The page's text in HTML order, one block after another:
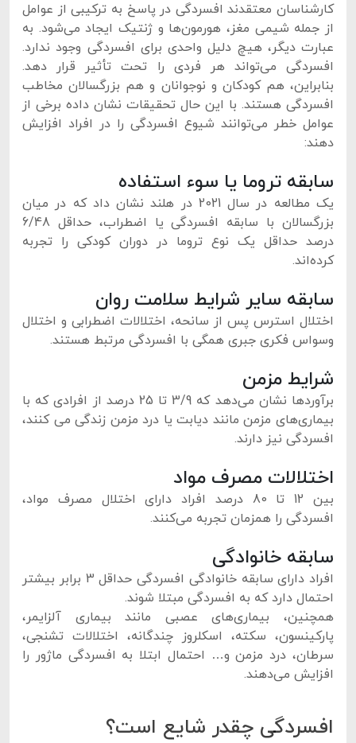
کارشناسان معتقدند افسردگی در پاسخ به ترکیبی از عوامل
از جمله شیمی مغز، هورمون‌ها و ژنتیک ایجاد می‌شود. به
عبارت دیگر، هیچ دلیل واحدی برای افسردگی وجود ندارد.
افسردگی می‌تواند هر فردی را تحت تأثیر قرار دهد.
بنابراین، هم کودکان و نوجوانان و هم بزرگسالان مخاطب
افسردگی هستند. با این حال تحقیقات نشان داده برخی از
عوامل خطر می‌توانند شیوع افسردگی را در افراد افزایش
دهند:
سابقه تروما یا سوء استفاده
یک مطالعه در سال 2021 در هلند نشان داد که در میان
بزرگسالان با سابقه افسردگی یا اضطراب، حداقل 6/48
درصد حداقل یک نوع تروما در دوران کودکی را تجربه
کرده‌اند.
سابقه سایر شرایط سلامت روان
اختلال استرس پس از سانحه، اختلالات اضطرابی و اختلال
وسواس فکری جبری همگی با افسردگی مرتبط هستند.
شرایط مزمن
برآوردها نشان می‌دهد که 3/9 تا 25 درصد از افرادی که با
بیماری‌های مزمن مانند دیابت یا درد مزمن زندگی می کنند،
افسردگی نیز دارند.
اختلالات مصرف مواد
بین 12 تا 80 درصد افراد دارای اختلال مصرف مواد،
افسردگی را همزمان تجربه می‌کنند.
سابقه خانوادگی
افراد دارای سابقه خانوادگی افسردگی حداقل 3 برابر بیشتر
احتمال دارد که به افسردگی مبتلا شوند.
همچنین، بیماری‌های عصبی مانند بیماری آلزایمر،
پارکینسون، سکته، اسکلروز چندگانه، اختلالات تشنجی،
سرطان، درد مزمن و… احتمال ابتلا به افسردگی ماژور را
افزایش می‌دهند.
افسردگی چقدر شایع است؟